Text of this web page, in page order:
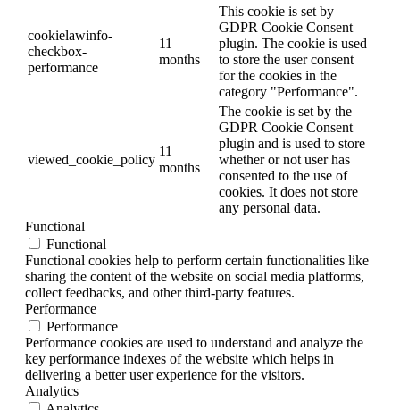
cookielawinfo-
checkbox-
performance
11
months
This cookie is set by
GDPR Cookie Consent
plugin. The cookie is used
to store the user consent
for the cookies in the
category "Performance".
viewed_cookie_policy
11
months
The cookie is set by the
GDPR Cookie Consent
plugin and is used to store
whether or not user has
consented to the use of
cookies. It does not store
any personal data.
Functional
Functional
Functional cookies help to perform certain functionalities like
sharing the content of the website on social media platforms,
collect feedbacks, and other third-party features.
Performance
Performance
Performance cookies are used to understand and analyze the
key performance indexes of the website which helps in
delivering a better user experience for the visitors.
Analytics